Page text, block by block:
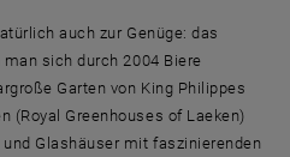
auch zur Genüge: das
sich durch 2004 Biere
Garten von King Philippes
(Royal Greenhouses of Laeken)
Glashäuser mit faszinierenden